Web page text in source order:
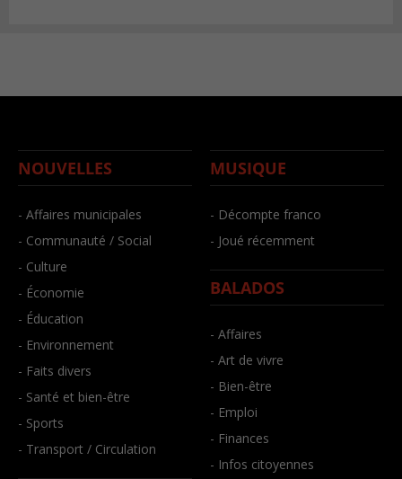
NOUVELLES
- Affaires municipales
- Communauté / Social
- Culture
- Économie
- Éducation
- Environnement
- Faits divers
- Santé et bien-être
- Sports
- Transport / Circulation
MUSIQUE
- Décompte franco
- Joué récemment
BALADOS
- Affaires
- Art de vivre
- Bien-être
- Emploi
- Finances
- Infos citoyennes